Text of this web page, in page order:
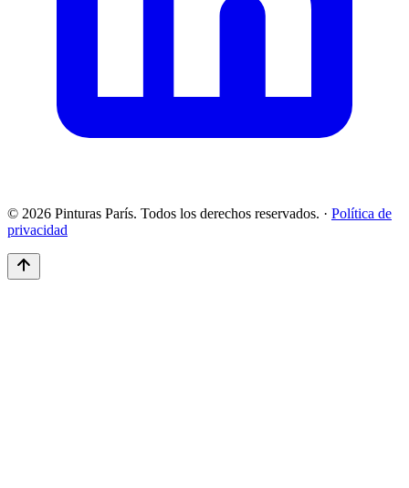
© 2026 Pinturas París. Todos los derechos reservados. · Política de
privacidad